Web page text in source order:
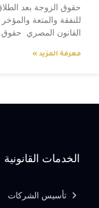
للنفقة والمتعة
القانون المصري حقوق
معرفة المزيد »
الخدمات القانونية
تأسيس الشركات